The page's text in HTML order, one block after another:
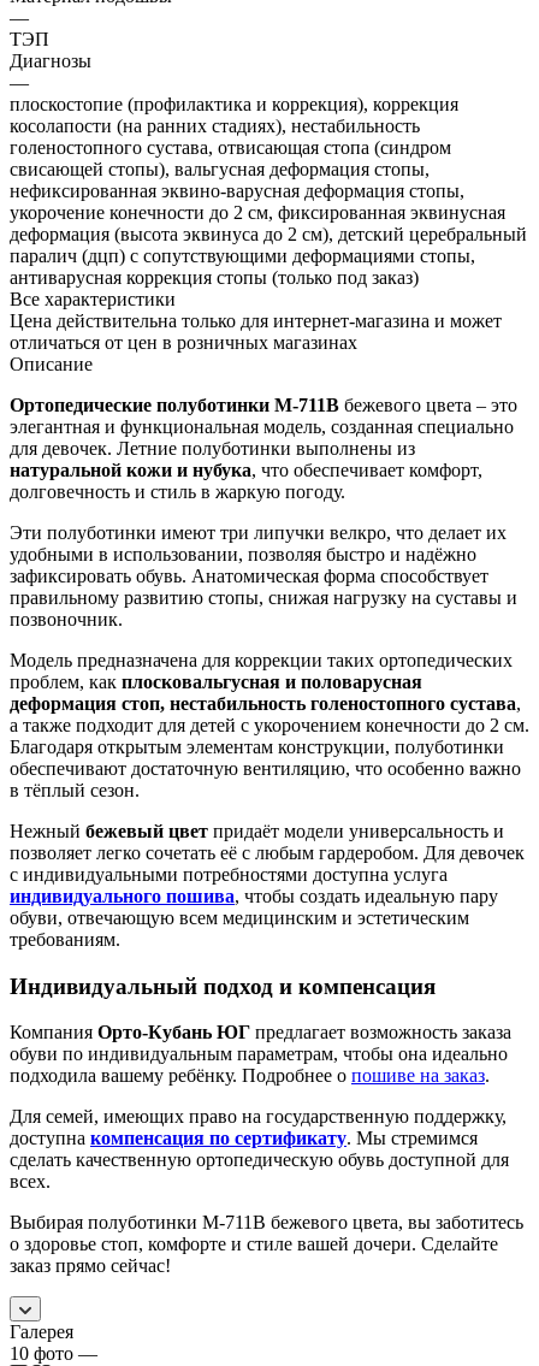
—
ТЭП
Диагнозы
—
плоскостопие (профилактика и коррекция), коррекция
косолапости (на ранних стадиях), нестабильность
голеностопного сустава, отвисающая стопа (синдром
свисающей стопы), вальгусная деформация стопы,
нефиксированная эквино-варусная деформация стопы,
укорочение конечности до 2 см, фиксированная эквинусная
деформация (высота эквинуса до 2 см), детский церебральный
паралич (дцп) с сопутствующими деформациями стопы,
антиварусная коррекция стопы (только под заказ)
Все характеристики
Цена действительна только для интернет-магазина и может
отличаться от цен в розничных магазинах
Описание
Ортопедические полуботинки М-711В бежевого цвета – это
элегантная и функциональная модель, созданная специально
для девочек. Летние полуботинки выполнены из
натуральной кожи и нубука, что обеспечивает комфорт,
долговечность и стиль в жаркую погоду.
Эти полуботинки имеют три липучки велкро, что делает их
удобными в использовании, позволяя быстро и надёжно
зафиксировать обувь. Анатомическая форма способствует
правильному развитию стопы, снижая нагрузку на суставы и
позвоночник.
Модель предназначена для коррекции таких ортопедических
проблем, как плосковальгусная и половарусная
деформация стоп, нестабильность голеностопного сустава,
а также подходит для детей с укорочением конечности до 2 см.
Благодаря открытым элементам конструкции, полуботинки
обеспечивают достаточную вентиляцию, что особенно важно
в тёплый сезон.
Нежный бежевый цвет придаёт модели универсальность и
позволяет легко сочетать её с любым гардеробом. Для девочек
с индивидуальными потребностями доступна услуга
индивидуального пошива, чтобы создать идеальную пару
обуви, отвечающую всем медицинским и эстетическим
требованиям.
Индивидуальный подход и компенсация
Компания Орто-Кубань ЮГ предлагает возможность заказа
обуви по индивидуальным параметрам, чтобы она идеально
подходила вашему ребёнку. Подробнее о пошиве на заказ.
Для семей, имеющих право на государственную поддержку,
доступна компенсация по сертификату. Мы стремимся
сделать качественную ортопедическую обувь доступной для
всех.
Выбирая полуботинки М-711В бежевого цвета, вы заботитесь
о здоровье стоп, комфорте и стиле вашей дочери. Сделайте
заказ прямо сейчас!
Галерея
10 фото —